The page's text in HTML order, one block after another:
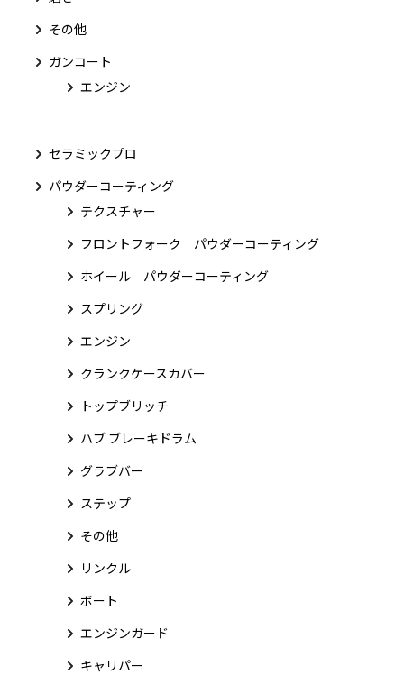
その他
ガンコート
エンジン
セラミックプロ
パウダーコーティング
テクスチャー
フロントフォーク パウダーコーティング
ホイール パウダーコーティング
スプリング
エンジン
クランクケースカバー
トップブリッチ
ハブ ブレーキドラム
グラブバー
ステップ
その他
リンクル
ボート
エンジンガード
キャリパー